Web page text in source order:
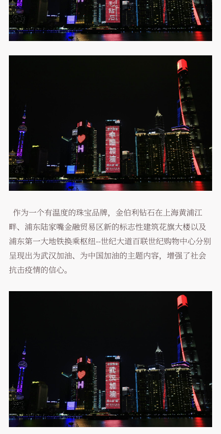
作为一个有温度的珠宝品牌，金伯利钻石在上海黄浦江
畔、浦东陆家嘴金融贸易区新的标志性建筑花旗大楼以及
浦东第一大地铁换乘枢纽--世纪大道百联世纪购物中心分别
呈现出为武汉加油、为中国加油的主题内容，增强了社会
抗击疫情的信心。